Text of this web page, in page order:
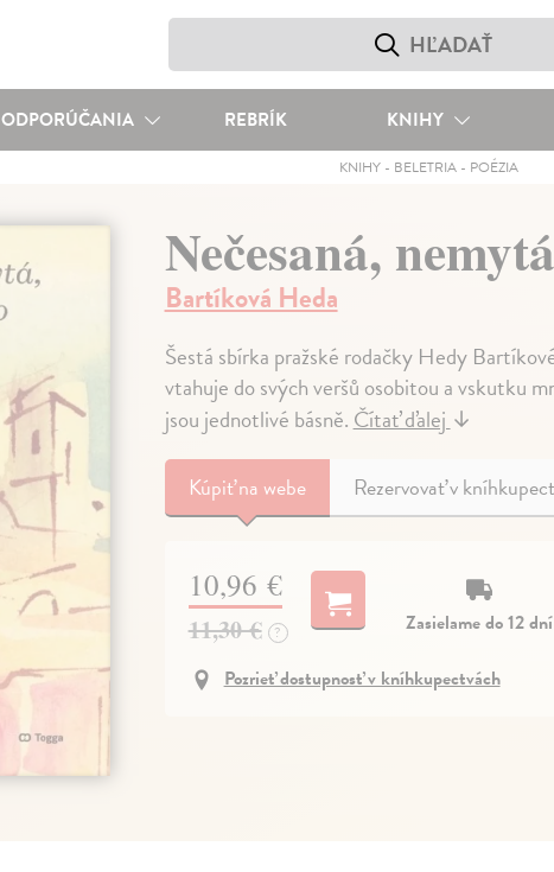
ODPORÚČANIA REBRÍK KNIHY
KNIHY - BELETRIA - POÉZIA
Nečesaná,
Bartíková Heda
Šestá sbírka pražské rodačky Hedy
vtahuje do svých veršů osobitou a vskutku
jsou jednotlivé básně.Čítať ďalej↓
Kúpiťna webe Rezervovať v
10,96 €
11,30 € ?
Zasielame do 12 dní
Pozrieť dostupnosť v kníhkupectvách